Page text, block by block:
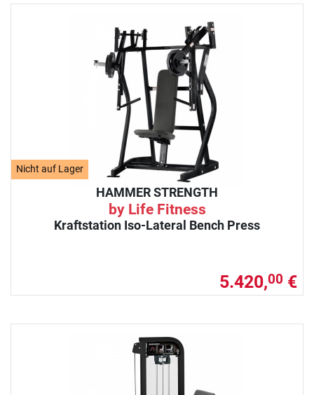
Nicht auf Lager
HAMMER STRENGTH
by Life Fitness
Kraftstation Iso-Lateral Bench Press
5.420,00 €